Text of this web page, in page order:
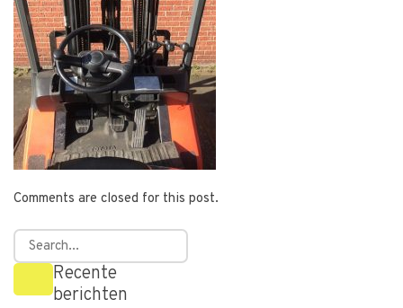
Comments are closed for this post.
Recente
berichten